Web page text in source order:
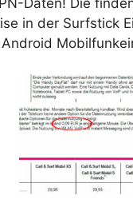
Daten! Die
in der Surfstick